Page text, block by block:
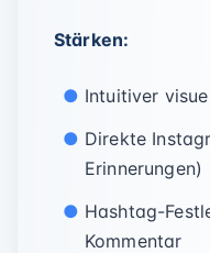
Stärken:
Intuitiver
Direkte
Erinnerungen)
Hashtag-
Kommentar